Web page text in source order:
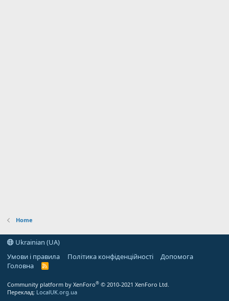
Home
Ukrainian (UA)
Умови і правила
Політика конфіденційності
Допомога
Головна
R
Community platform by XenForo® © 2010-2021 XenForo Ltd.
Переклад: LocalUK.org.ua